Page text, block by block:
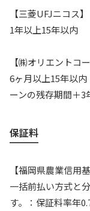
【三菱UFJニコス】
1年以上15年以内
【㈱オリエントコ
6ヶ月以上15年以
ーンの残存期間＋3
保証料
【福岡県農業信用
一括前払い方式と
す。：保証料率年